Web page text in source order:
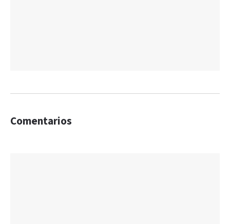
Comentarios